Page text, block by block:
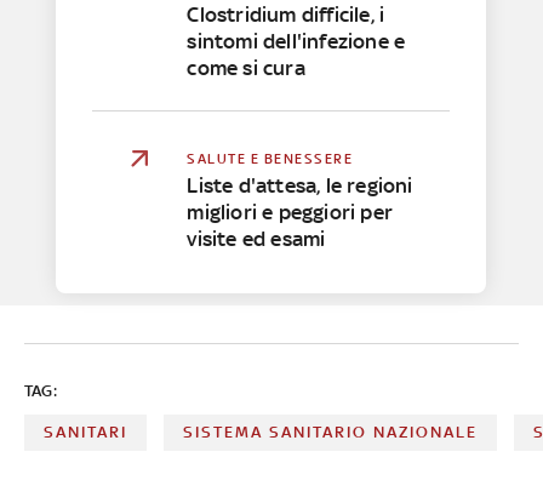
Clostridium difficile, i
sintomi dell'infezione e
come si cura
SALUTE E BENESSERE
Liste d'attesa, le regioni
migliori e peggiori per
visite ed esami
TAG:
SANITARI SISTEMA SANITARIO NAZIONALE